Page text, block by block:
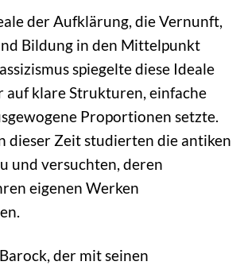
der Aufklärung, die Vernunft,
Bildung in den Mittelpunkt
spiegelte diese Ideale
auf klare Strukturen, einfache
Proportionen setzte.
dieser Zeit studierten die antiken
und versuchten, deren
eigenen Werken
der mit seinen